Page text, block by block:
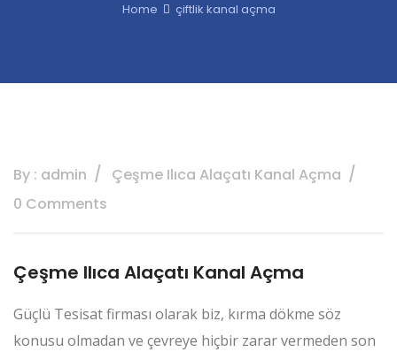
Home çiftlik kanal açma
By : admin
Çeşme Ilıca Alaçatı Kanal Açma
0 Comments
Çeşme Ilıca Alaçatı Kanal Açma
Güçlü Tesisat firması olarak biz, kırma dökme söz
konusu olmadan ve çevreye hiçbir zarar vermeden son